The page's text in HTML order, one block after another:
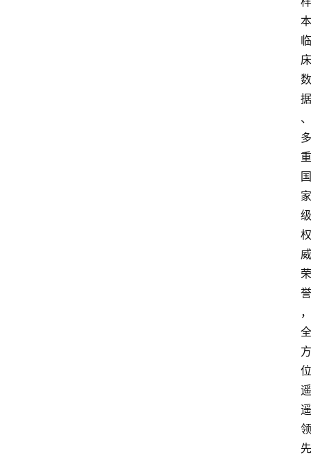
本
临
床
数
据
、
多
重
国
家
级
权
威
荣
誉
，
全
方
位
遥
遥
领
先